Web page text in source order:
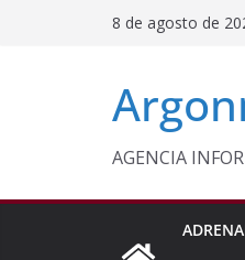
8 de agosto de
AGENCIA